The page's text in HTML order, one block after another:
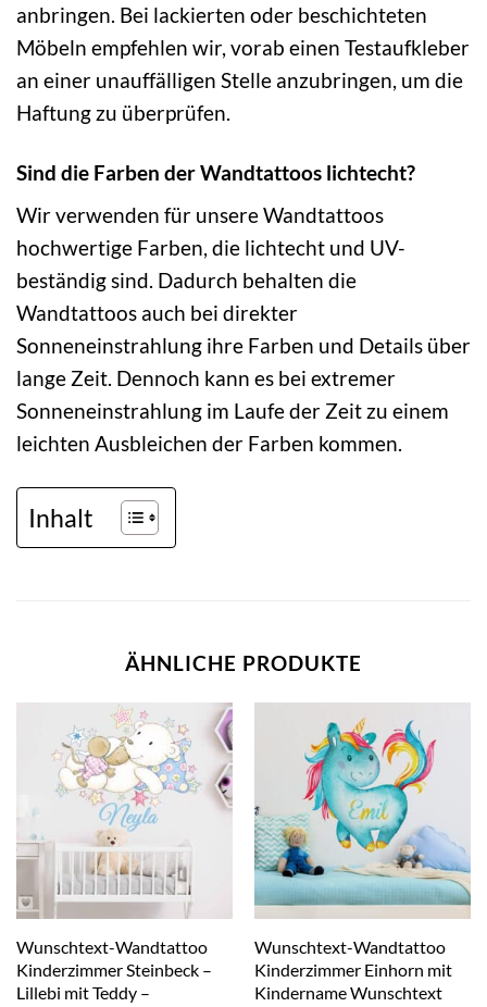
anbringen. Bei lackierten oder beschichteten
Möbeln empfehlen wir, vorab einen Testaufkleber
an einer unauffälligen Stelle anzubringen, um die
Haftung zu überprüfen.
Sind die Farben der Wandtattoos lichtecht?
Wir verwenden für unsere Wandtattoos
hochwertige Farben, die lichtecht und UV-
beständig sind. Dadurch behalten die
Wandtattoos auch bei direkter
Sonneneinstrahlung ihre Farben und Details über
lange Zeit. Dennoch kann es bei extremer
Sonneneinstrahlung im Laufe der Zeit zu einem
leichten Ausbleichen der Farben kommen.
Inhalt
ÄHNLICHE PRODUKTE
Wunschtext-Wandtattoo
Kinderzimmer Steinbeck –
Lillebi mit Teddy –
Wunschtext-Wandtattoo
Kinderzimmer Einhorn mit
Kindername Wunschtext